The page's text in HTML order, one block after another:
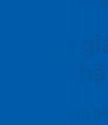
Bảng
cập
gửi